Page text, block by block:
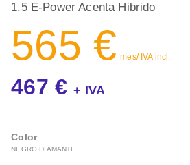
1.5 E-Power Acenta Hibrido
565 € mes/ IVA incl.
467 €+ IVA
Color
NEGRO DIAMANTE